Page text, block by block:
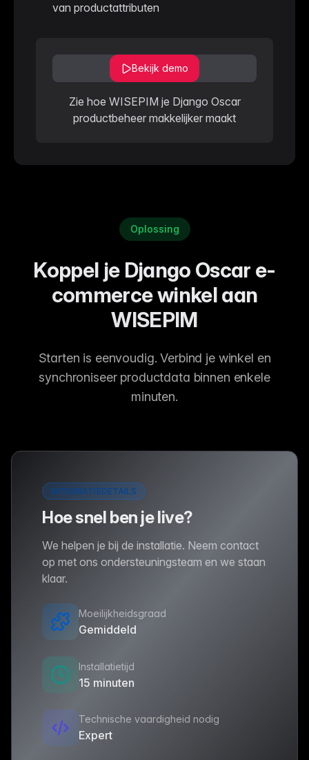
van productattributen
Bekijk demo
Zie hoe WISEPIM je Django Oscar
productbeheer makkelijker maakt
Oplossing
Koppel je Django Oscar e-
commerce winkel aan
WISEPIM
Starten is eenvoudig. Verbind je winkel en
synchroniseer productdata binnen enkele
minuten.
INTEGRATIEDETAILS
Hoe snel ben je live?
We helpen je bij de installatie. Neem contact
op met ons ondersteuningsteam en we staan
klaar.
Moeilijkheidsgraad
Gemiddeld
Installatietijd
15 minuten
Technische vaardigheid nodig
Expert